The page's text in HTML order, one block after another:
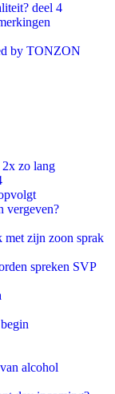
deel 4
by TONZON
zo lang
vergeven?
met zijn zoon sprak
spreken SVP
alcohol